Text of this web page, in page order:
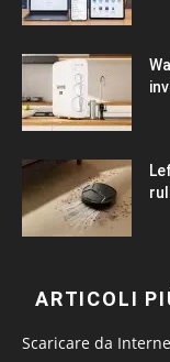
ARTICOLI
Scaricare da